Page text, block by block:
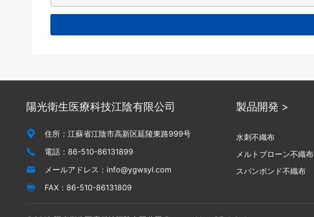
陽光衛生医療科技江陰有限公司
住所：江蘇省江陰市高新区延陵東路999号
電話：86-510-86131899
メールアドレス：info@ygwsyl.com
FAX：86-510-86131809
製品開発 >
水刺不織布
メルトブローン不織布
スパンボンド不織布